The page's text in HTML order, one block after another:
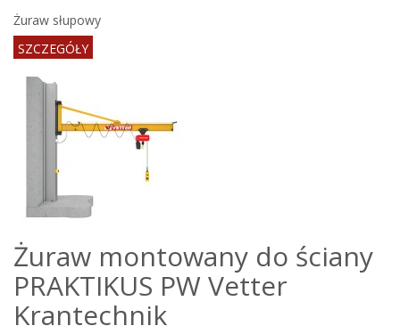
Żuraw słupowy
SZCZEGÓŁY
Żuraw montowany do ściany
PRAKTIKUS PW Vetter
Krantechnik